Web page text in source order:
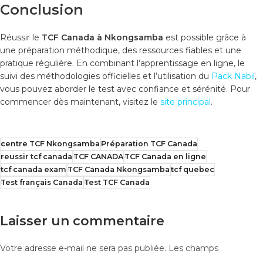
Conclusion
Réussir le TCF Canada à Nkongsamba est possible grâce à
une préparation méthodique, des ressources fiables et une
pratique régulière. En combinant l’apprentissage en ligne, le
suivi des méthodologies officielles et l’utilisation du Pack Nabil,
vous pouvez aborder le test avec confiance et sérénité. Pour
commencer dès maintenant, visitez le site principal.
centre TCF Nkongsamba Préparation TCF Canada
reussir tcf canada TCF CANADATCF Canada en ligne
tcf canada exam TCF Canada Nkongsamba tcf quebec
Test français Canada Test TCF Canada
Laisser un commentaire
Votre adresse e-mail ne sera pas publiée. Les champs